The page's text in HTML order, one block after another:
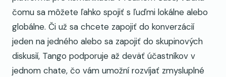
čomu sa môžete ľahko spojiť s ľuďmi lokálne alebo
globálne. Či už sa chcete zapojiť do konverzácií
jeden na jedného alebo sa zapojiť do skupinových
diskusií, Tango podporuje až deväť účastníkov v
jednom chate, čo vám umožní rozvíjať zmysluplné